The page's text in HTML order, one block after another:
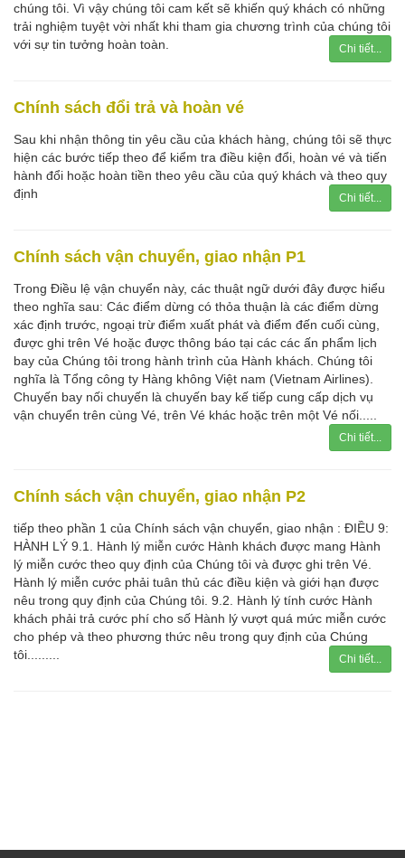
chúng tôi. Vì vậy chúng tôi cam kết sẽ khiến quý khách có những
trải nghiệm tuyệt vời nhất khi tham gia chương trình của chúng tôi
với sự tin tưởng hoàn toàn.
Chi tiết...
Chính sách đổi trả và hoàn vé
Sau khi nhận thông tin yêu cầu của khách hàng, chúng tôi sẽ thực
hiện các bước tiếp theo để kiểm tra điều kiện đổi, hoàn vé và tiến
hành đổi hoặc hoàn tiền theo yêu cầu của quý khách và theo quy
định
Chi tiết...
Chính sách vận chuyển, giao nhận P1
Trong Điều lệ vận chuyển này, các thuật ngữ dưới đây được hiểu
theo nghĩa sau: Các điểm dừng có thỏa thuận là các điểm dừng
xác định trước, ngoại trừ điểm xuất phát và điểm đến cuối cùng,
được ghi trên Vé hoặc được thông báo tại các các ấn phẩm lịch
bay của Chúng tôi trong hành trình của Hành khách. Chúng tôi
nghĩa là Tổng công ty Hàng không Việt nam (Vietnam Airlines).
Chuyến bay nối chuyến là chuyến bay kế tiếp cung cấp dịch vụ
vận chuyển trên cùng Vé, trên Vé khác hoặc trên một Vé nối.....
Chi tiết...
Chính sách vận chuyển, giao nhận P2
tiếp theo phần 1 của Chính sách vận chuyển, giao nhận : ĐIỀU 9:
HÀNH LÝ 9.1. Hành lý miễn cước Hành khách được mang Hành
lý miễn cước theo quy định của Chúng tôi và được ghi trên Vé.
Hành lý miễn cước phải tuân thủ các điều kiện và giới hạn được
nêu trong quy định của Chúng tôi. 9.2. Hành lý tính cước Hành
khách phải trả cước phí cho số Hành lý vượt quá mức miễn cước
cho phép và theo phương thức nêu trong quy định của Chúng
tôi.........
Chi tiết...